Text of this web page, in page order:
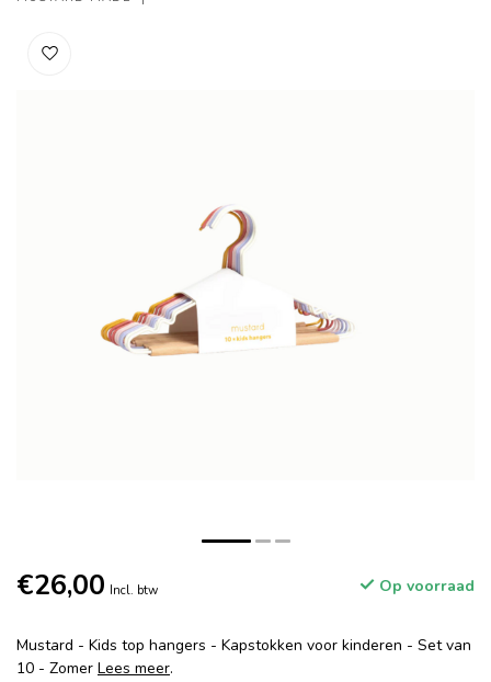
€26,00 Incl. btw Op voorraad
Mustard - Kids top hangers - Kapstokken voor kinderen - Set van
10 - Zomer Lees meer.